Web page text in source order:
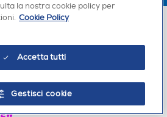
Via Montefeltro, 6/a 20156 Milano
la nostra cookie policy per
Cookie Policy
Accetta tutti
Gestisci cookie